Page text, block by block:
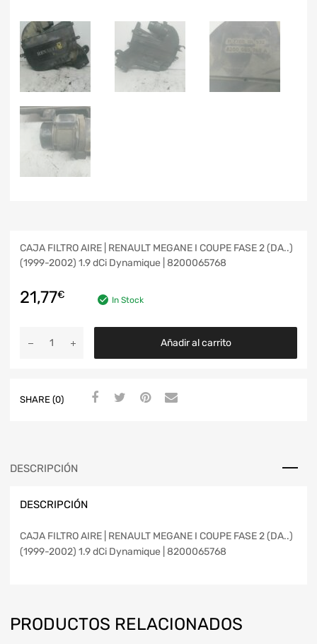
CAJA FILTRO AIRE | RENAULT MEGANE I COUPE FASE 2 (DA..)
(1999-2002) 1.9 dCi Dynamique | 8200065768
21,77€ In Stock
Añadir al carrito
SHARE (0)
DESCRIPCIÓN
DESCRIPCIÓN
CAJA FILTRO AIRE | RENAULT MEGANE I COUPE FASE 2 (DA..)
(1999-2002) 1.9 dCi Dynamique | 8200065768
PRODUCTOS RELACIONADOS